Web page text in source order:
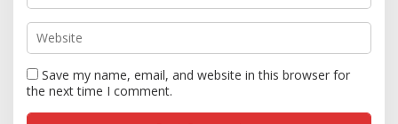
Save my name, email, and website in this browser for
the next time I comment.